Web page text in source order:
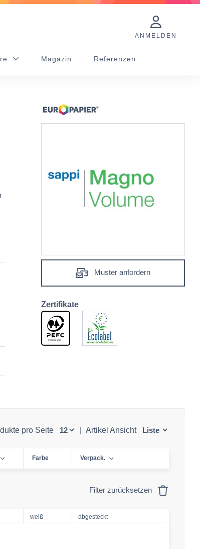
ANMELDEN
Magazin Referenzen
Muster anfordern
Zertifikate
pro Seite Artikel Ansicht
Farbe Verpack.
Filter zurücksetzen
weiß abgesteckt